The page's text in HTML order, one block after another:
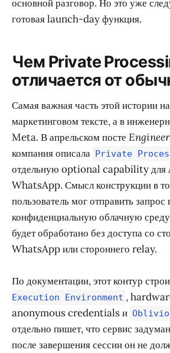
основной разговор. Но это уже
готовая launch-day функция.
Чем Private
отличается от
Самая важная часть этой истории
маркетинговом тексте, а в
Meta. В апрельском посте
компания описала Private
отдельную optional capability для
WhatsApp. Смысл конструкции в
пользователь мог отправить запрос
конфиденциальную облачную
будет обработано без доступа со
WhatsApp или стороннего relay.
По документации, этот контур
Execution Environment ,
anonymous credentials и
отдельно пишет, что сервис
после завершения сессии он не